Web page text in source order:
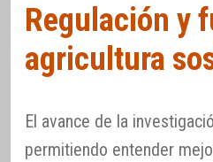
Regulación y
agricultura
El avance de la
permitiendo entender